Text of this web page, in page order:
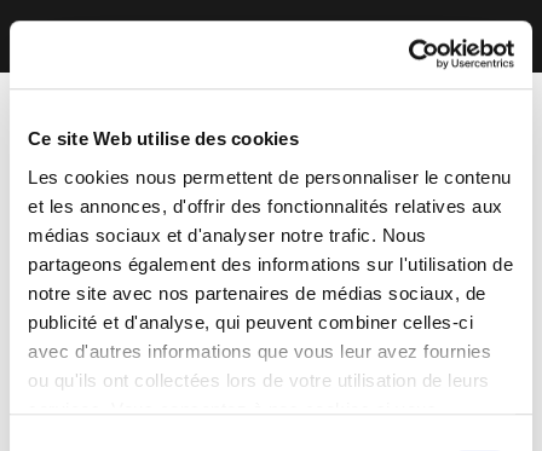
Ce site Web utilise des cookies
Les cookies nous permettent de personnaliser le contenu
et les annonces, d'offrir des fonctionnalités relatives aux
médias sociaux et d'analyser notre trafic. Nous
partageons également des informations sur l'utilisation de
notre site avec nos partenaires de médias sociaux, de
publicité et d'analyse, qui peuvent combiner celles-ci
avec d'autres informations que vous leur avez fournies
ou qu'ils ont collectées lors de votre utilisation de leurs